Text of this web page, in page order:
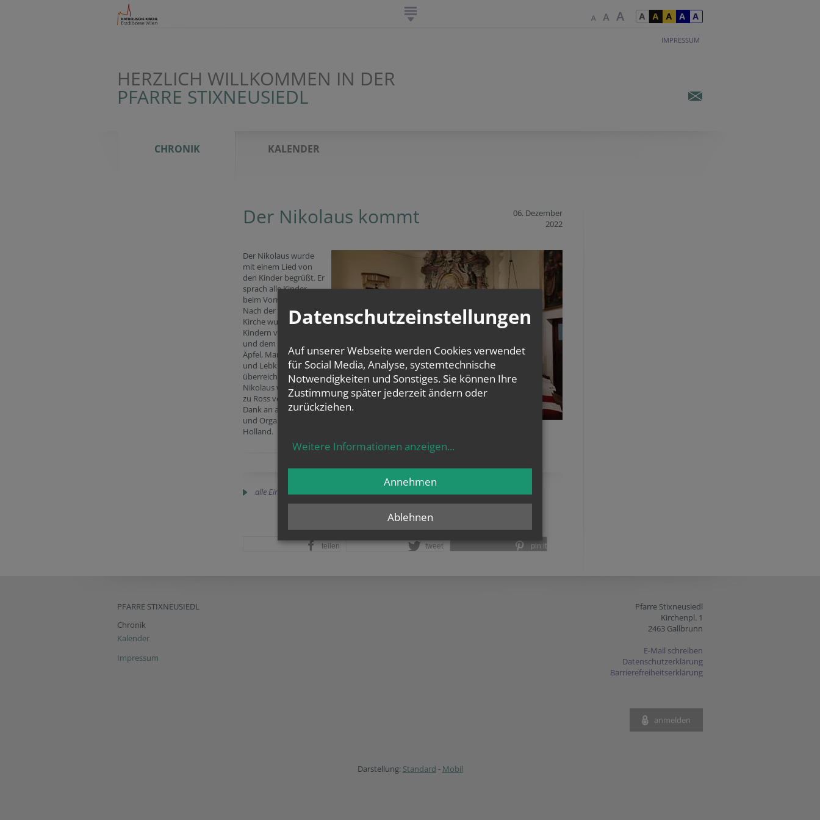
IMPRESSUM
HERZLICH WILLKOMMEN IN DER
PFARRE STIXNEUSIEDL
CHRONIK KALENDER
Der Nikolaus kommt
06. Dezember
2022
Der Nikolaus wurde
mit einem Lied von
den Kinder begrüßt. Er
sprach alle Kinder
beim Vornamen an.
Nach der Feier in der
Kirche wurden den
Kindern vom Nikolaus
und dem Krampus
Äpfel, Mandarinen
und Lebkuchen
überreicht. Der
Nikolaus wurde hoch
zu Ross verabschiedet.
Dank an alle Helfer
und Organisatorin Fr.
Holland.
alle Einträge anzeigen
teilen tweet pin it
PFARRE STIXNEUSIEDL
Chronik
Kalender
Impressum
Pfarre Stixneusiedl
Kirchenpl. 1
2463 Gallbrunn
E-Mail schreiben
Datenschutzerklärung
Barrierefreiheitserklärung
anmelden
Darstellung: Standard - Mobil
Datenschutzeinstellungen
Auf unserer Webseite werden Cookies verwendet
für Social Media, Analyse, systemtechnische
Notwendigkeiten und Sonstiges. Sie können Ihre
Zustimmung später jederzeit ändern oder
zurückziehen.
Weitere Informationen anzeigen...
Ablehnen
Annehmen